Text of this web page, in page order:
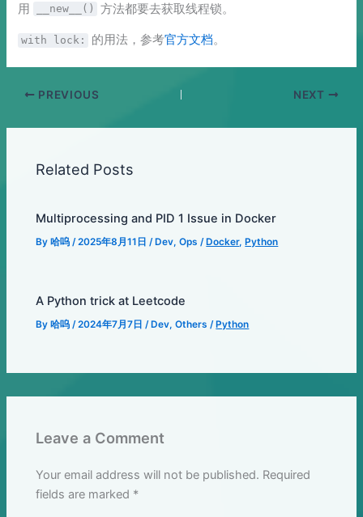
用
__new__() 方法都要去获取线程锁。
with lock: 的用法，参考官方文档。
PREVIOUS NEXT
Related Posts
Multiprocessing and PID 1 Issue in Docker
By哈呜/2025年8月11日/Dev,Ops /Docker,Python
A Python trick at Leetcode
By哈呜 /2024年7月7日 /Dev,Others /Python
Leave a Comment
Your email address will not be published. Required
fields are marked *